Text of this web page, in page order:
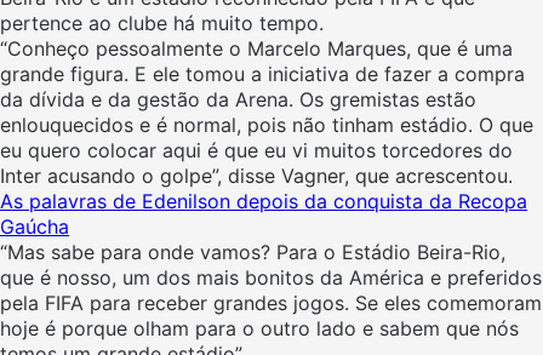
pertence ao clube há muito tempo.
“Conheço pessoalmente o Marcelo Marques, que é uma
grande figura. E ele tomou a iniciativa de fazer a compra
da dívida e da gestão da Arena. Os gremistas estão
enlouquecidos e é normal, pois não tinham estádio. O que
eu quero colocar aqui é que eu vi muitos torcedores do
Inter acusando o golpe”, disse Vagner, que acrescentou.
As palavras de Edenilson depois da conquista da Recopa
Gaúcha
“Mas sabe para onde vamos? Para o Estádio Beira-Rio,
que é nosso, um dos mais bonitos da América e preferidos
pela FIFA para receber grandes jogos. Se eles comemoram
hoje é porque olham para o outro lado e sabem que nós